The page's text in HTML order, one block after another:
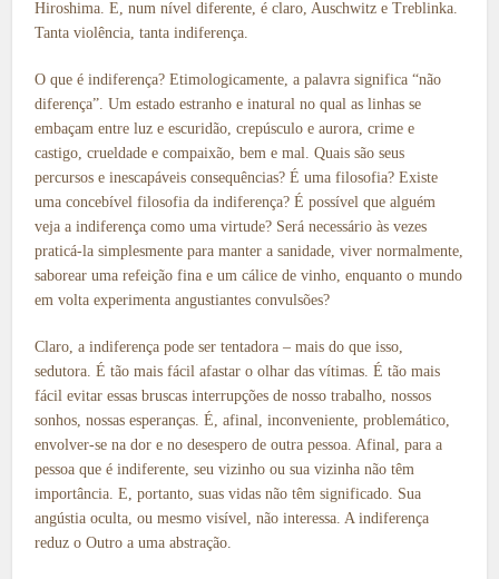
Hiroshima. E, num nível diferente, é claro, Auschwitz e Treblinka.
Tanta violência, tanta indiferença.
O que é indiferença? Etimologicamente, a palavra significa “não
diferença”. Um estado estranho e inatural no qual as linhas se
embaçam entre luz e escuridão, crepúsculo e aurora, crime e
castigo, crueldade e compaixão, bem e mal. Quais são seus
percursos e inescapáveis consequências? É uma filosofia? Existe
uma concebível filosofia da indiferença? É possível que alguém
veja a indiferença como uma virtude? Será necessário às vezes
praticá-la simplesmente para manter a sanidade, viver normalmente,
saborear uma refeição fina e um cálice de vinho, enquanto o mundo
em volta experimenta angustiantes convulsões?
Claro, a indiferença pode ser tentadora – mais do que isso,
sedutora. É tão mais fácil afastar o olhar das vítimas. É tão mais
fácil evitar essas bruscas interrupções de nosso trabalho, nossos
sonhos, nossas esperanças. É, afinal, inconveniente, problemático,
envolver-se na dor e no desespero de outra pessoa. Afinal, para a
pessoa que é indiferente, seu vizinho ou sua vizinha não têm
importância. E, portanto, suas vidas não têm significado. Sua
angústia oculta, ou mesmo visível, não interessa. A indiferença
reduz o Outro a uma abstração.